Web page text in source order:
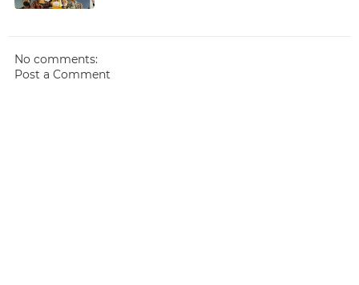
No comments:
Post a Comment